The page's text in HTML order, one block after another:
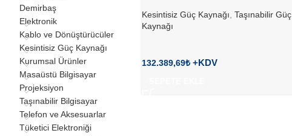
Demirbaş
Elektronik
Kablo ve Dönüştürücüler
Kesintisiz Güç Kaynağı
Kurumsal Ürünler
Masaüstü Bilgisayar
Projeksiyon
Taşınabilir Bilgisayar
Telefon ve Aksesuarlar
Tüketici Elektroniği
Kesintisiz Güç Kaynağı Taşınabilir Güç
Kaynağı
132.389,69₺